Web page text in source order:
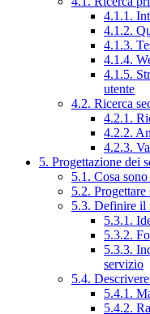
4.1.1.
4.1.2.
4.1.3.
4.1.4.
4.1.5.
utente
4.2. Ricerca
4.2.1.
4.2.2.
4.2.3.
5. Progettazione dei
5.1. Cosa
5.2.
5.3. Definire il
5.3.1.
5.3.2.
5.3.3.
servizio
5.4.
5.4.1.
5.4.2.